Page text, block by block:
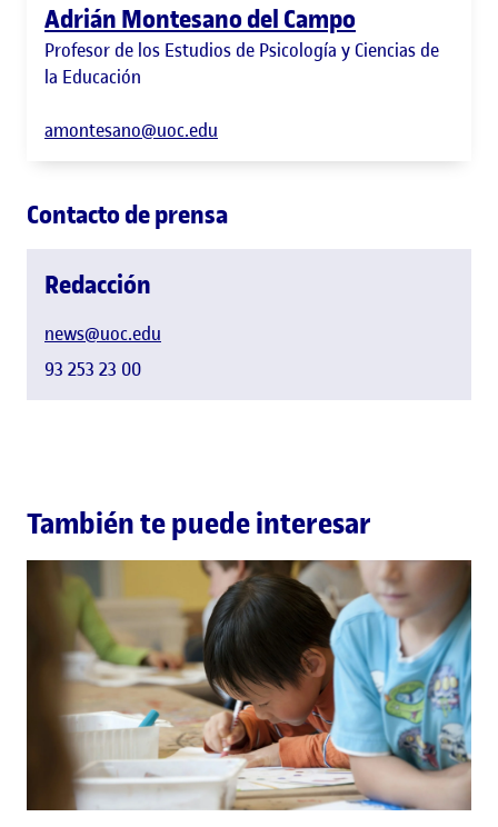
Adrián Montesano del Campo
Profesor de los Estudios de Psicología y Ciencias de
la Educación
amontesano@uoc.edu
Contacto de prensa
Redacción
news@uoc.edu
93 253 23 00
También te puede interesar